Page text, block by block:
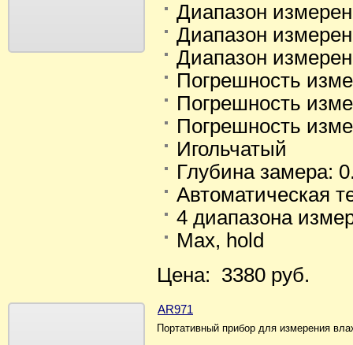
Диапазон
Диапазон
Диапазон
Погрешность
Погрешность
Погрешность
Игольчатый
Глубина замера:
Автоматическая
4 диапазона
Max, hold
Цена: 3380 руб.
AR971
Портативный прибор для измерения